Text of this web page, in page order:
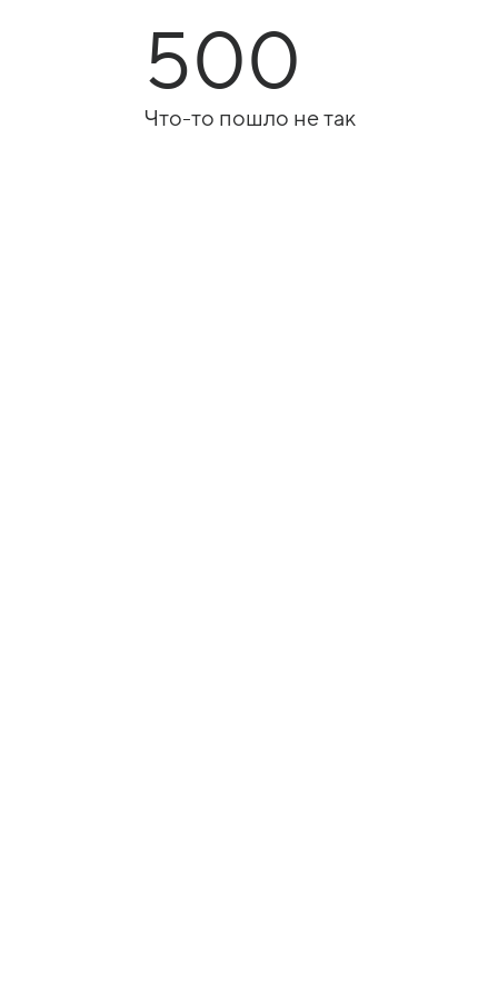
500
Что-то пошло не так